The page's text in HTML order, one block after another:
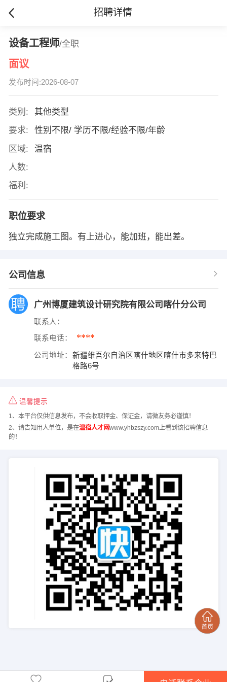
招聘详情
设备工程师/全职
面议
发布时间:2026-08-07
类别:
其他类型
要求:
性别不限/ 学历不限/经验不限/年龄
区域:
温宿
人数:
福利:
职位要求
独立完成施工图。有上进心，能加班，能出差。
公司信息
广州博厦建筑设计研究院有限公司喀什分公司
联系人：
联系电话： ****
公司地址：
新疆维吾尔自治区喀什地区喀什市多来特巴
格路6号
温馨提示
1、本平台仅供信息发布，不会收取押金、保证金，请微友务必谨慎！
2、请告知用人单位，是在温宿人才网www.yhbzszy.com上看到该招聘信息
的！